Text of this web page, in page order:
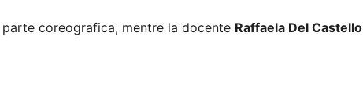
parte coreografica, mentre la docente Raffaela Del Castello